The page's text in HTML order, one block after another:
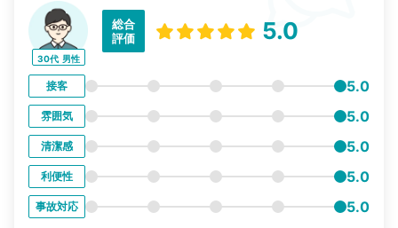
30代 男性
総合
評価
5.0
接客 5.0
雰囲気 5.0
清潔感 5.0
利便性 5.0
事故対応 5.0